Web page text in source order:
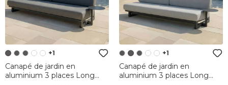
+1
Canapé de jardin en
aluminium 3 places Long
+1
Canapé de jardin en
aluminium 3 places Long